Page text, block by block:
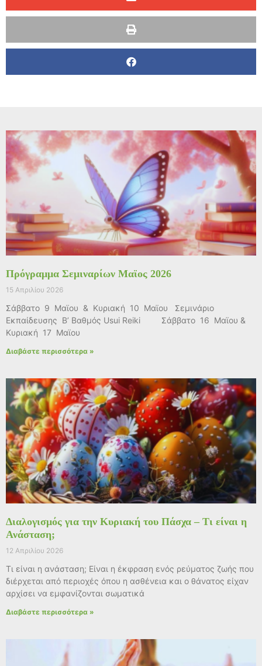
Πρόγραμμα Σεμιναρίων Μαϊος 2026
15 Απριλίου 2026
Σάββατο 9 Μαϊου & Κυριακή 10 Μαϊου Σεμινάριο
Εκπαίδευσης Β’ Βαθμός Usui Reiki Σάββατο 16 Μαϊου &
Κυριακή 17 Μαϊου
Διαβάστε περισσότερα »
Διαλογισμός για την Κυριακή του Πάσχα – Τι είναι η
Ανάσταση;
12 Απριλίου 2026
Τι είναι η ανάσταση; Είναι η έκφραση ενός ρεύματος ζωής που
διέρχεται από περιοχές όπου η ασθένεια και ο θάνατος είχαν
αρχίσει να εμφανίζονται σωματικά
Διαβάστε περισσότερα »